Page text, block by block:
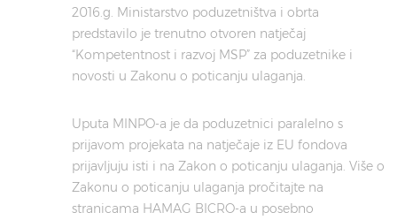
2016.g. Ministarstvo poduzetništva i obrta
predstavilo je trenutno otvoren natječaj
“Kompetentnost i razvoj MSP” za poduzetnike i
novosti u Zakonu o poticanju ulaganja.
Uputa MINPO-a je da poduzetnici paralelno s
prijavom projekata na natječaje iz EU fondova
prijavljuju isti i na Zakon o poticanju ulaganja. Više o
Zakonu o poticanju ulaganja pročitajte na
stranicama HAMAG BICRO-a u posebno